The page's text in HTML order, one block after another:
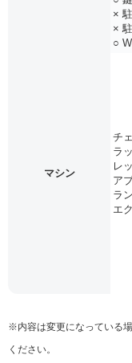
×
×
○
マシン
チ
ラ
レ
ア
ラ
エ
※内容は変更になっている
ください。